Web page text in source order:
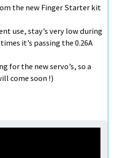
the new Finger Starter kit
use, stay’s very low during
it’s passing the 0.26A
for the new servo’s, so a
come soon !)